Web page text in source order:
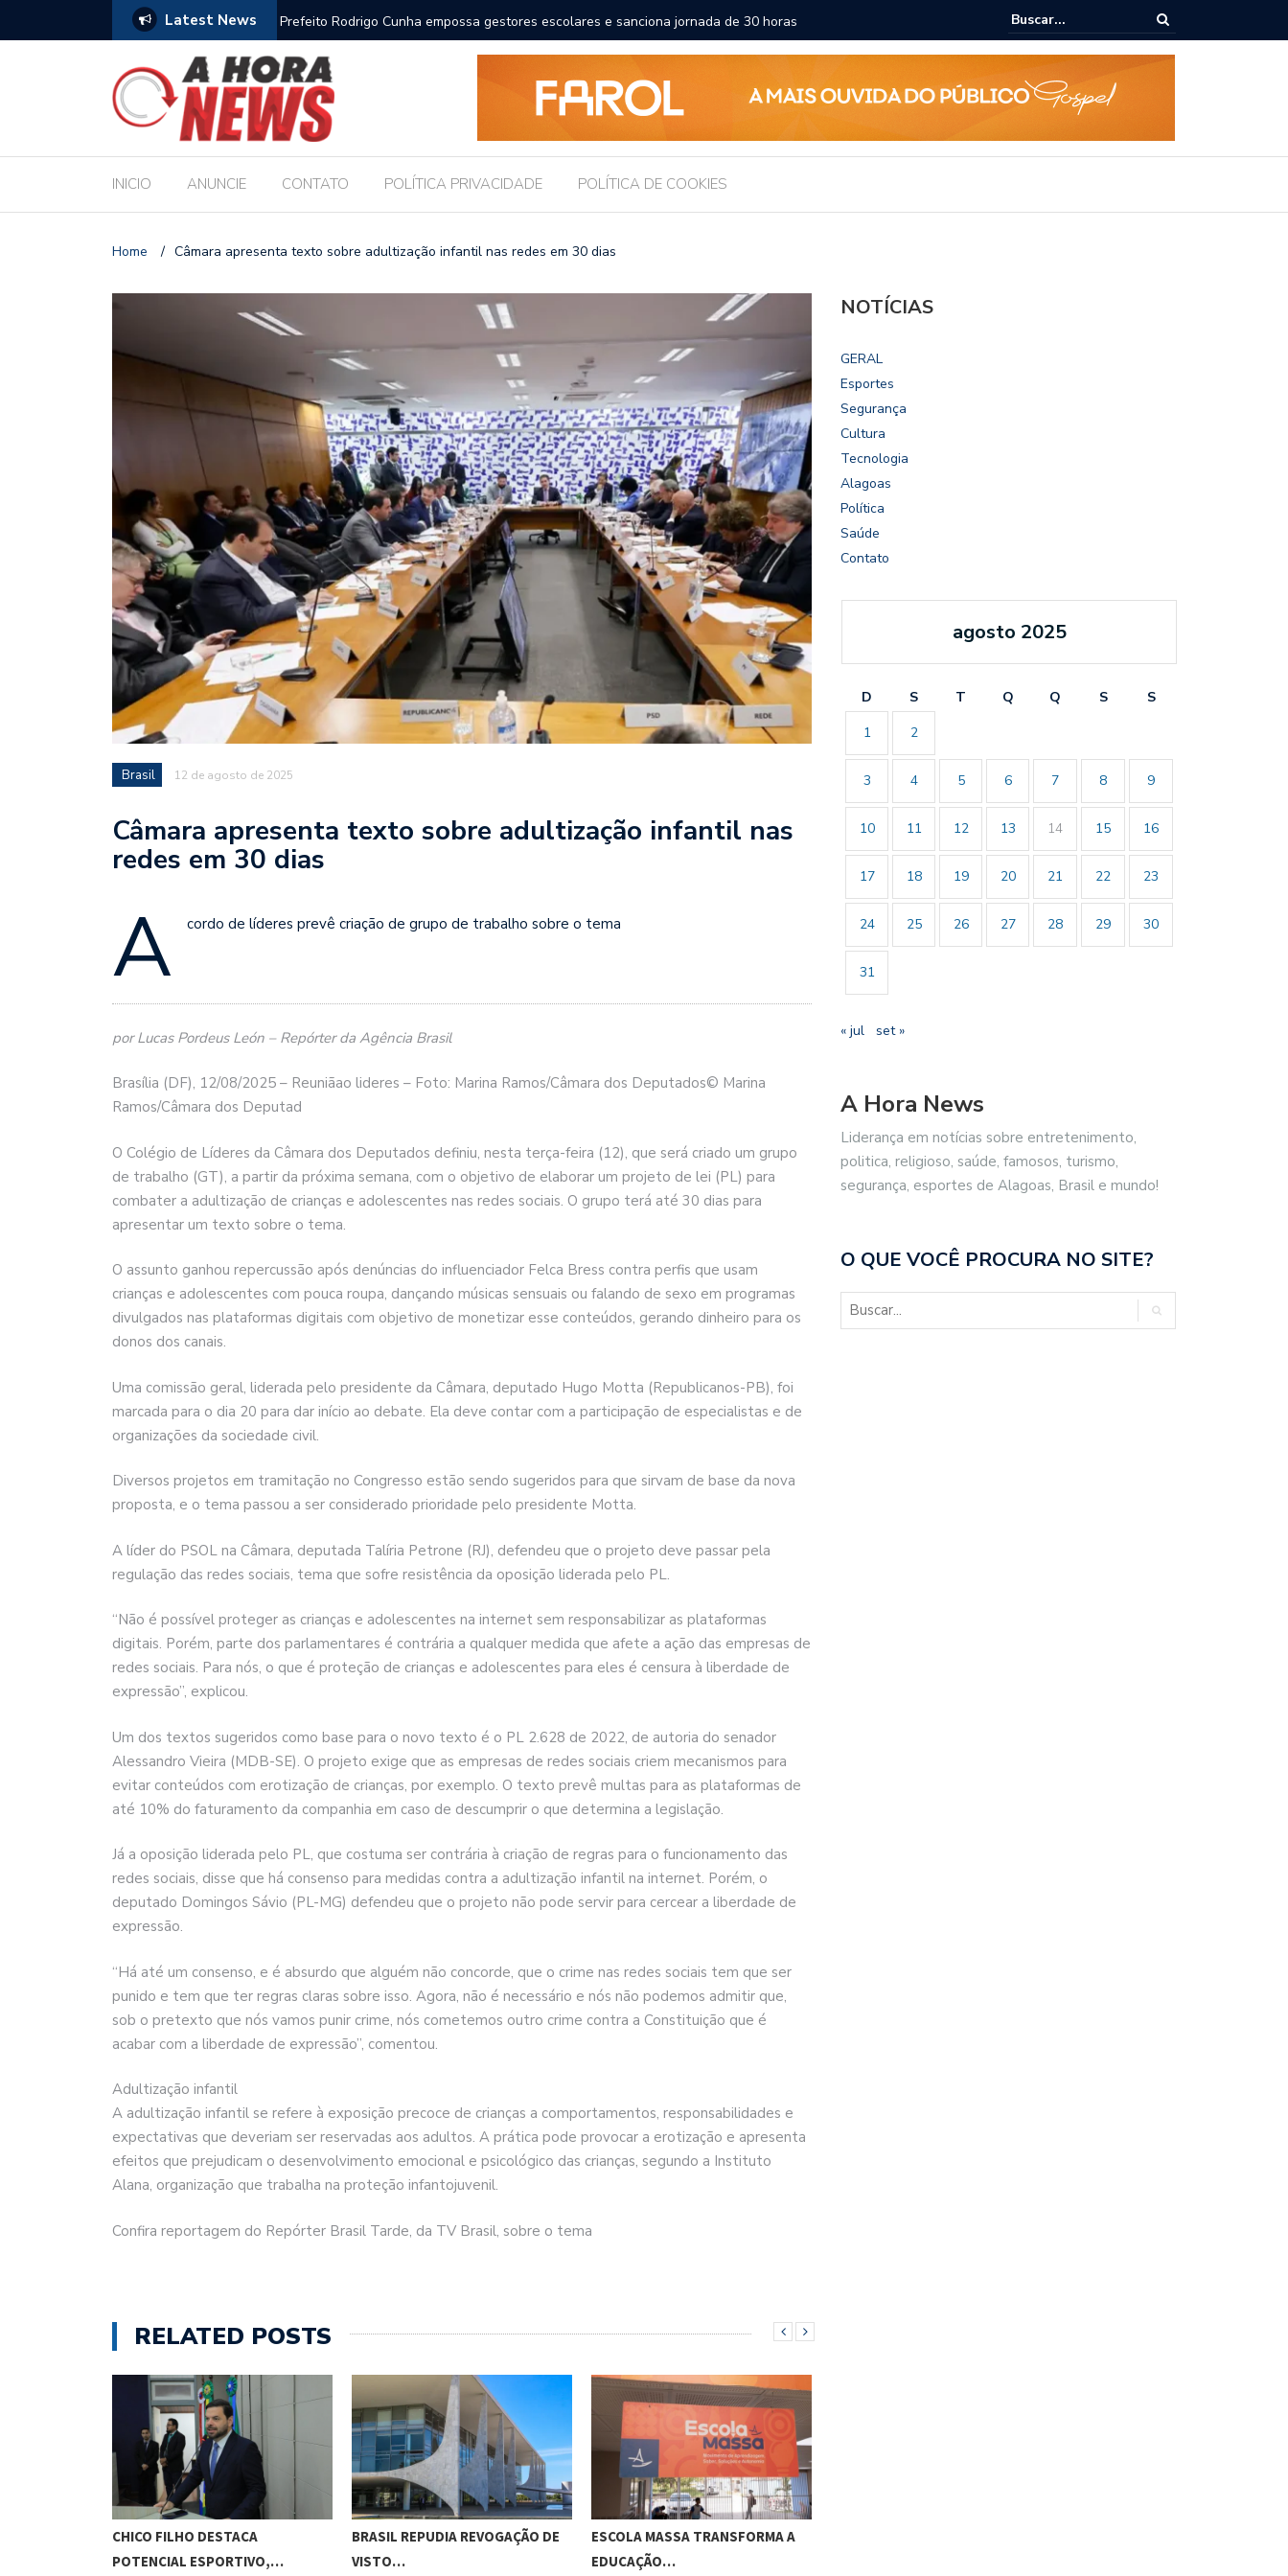
Latest News
escolares e sanciona jornada de 30 horas
Chico Filho destaca potencial esportivo, turístico e econômico da Maratona
Internacional de Maceió
Brasil repudia revogação de visto de embaixadora nos EUA
INICIO ANUNCIE CONTATO POLÍTICA PRIVACIDADE POLÍTICA DE COOKIES
Home / Câmara apresenta texto sobre adultização infantil nas redes em 30 dias
Brasil 12 de agosto de 2025
Câmara apresenta texto sobre adultização infantil nas
redes em 30 dias
A cordo de líderes prevê criação de grupo de trabalho sobre o tema
por Lucas Pordeus León – Repórter da Agência Brasil
Brasília (DF), 12/08/2025 – Reuniãao lideres – Foto: Marina Ramos/Câmara dos Deputados© Marina
Ramos/Câmara dos Deputad
O Colégio de Líderes da Câmara dos Deputados definiu, nesta terça-feira (12), que será criado um grupo
de trabalho (GT), a partir da próxima semana, com o objetivo de elaborar um projeto de lei (PL) para
combater a adultização de crianças e adolescentes nas redes sociais. O grupo terá até 30 dias para
apresentar um texto sobre o tema.
O assunto ganhou repercussão após denúncias do influenciador Felca Bress contra perfis que usam
crianças e adolescentes com pouca roupa, dançando músicas sensuais ou falando de sexo em programas
divulgados nas plataformas digitais com objetivo de monetizar esse conteúdos, gerando dinheiro para os
donos dos canais.
Uma comissão geral, liderada pelo presidente da Câmara, deputado Hugo Motta (Republicanos-PB), foi
marcada para o dia 20 para dar início ao debate. Ela deve contar com a participação de especialistas e de
organizações da sociedade civil.
Diversos projetos em tramitação no Congresso estão sendo sugeridos para que sirvam de base da nova
proposta, e o tema passou a ser considerado prioridade pelo presidente Motta.
A líder do PSOL na Câmara, deputada Talíria Petrone (RJ), defendeu que o projeto deve passar pela
regulação das redes sociais, tema que sofre resistência da oposição liderada pelo PL.
“Não é possível proteger as crianças e adolescentes na internet sem responsabilizar as plataformas
digitais. Porém, parte dos parlamentares é contrária a qualquer medida que afete a ação das empresas de
redes sociais. Para nós, o que é proteção de crianças e adolescentes para eles é censura à liberdade de
expressão”, explicou.
Um dos textos sugeridos como base para o novo texto é o PL 2.628 de 2022, de autoria do senador
Alessandro Vieira (MDB-SE). O projeto exige que as empresas de redes sociais criem mecanismos para
evitar conteúdos com erotização de crianças, por exemplo. O texto prevê multas para as plataformas de
até 10% do faturamento da companhia em caso de descumprir o que determina a legislação.
Já a oposição liderada pelo PL, que costuma ser contrária à criação de regras para o funcionamento das
redes sociais, disse que há consenso para medidas contra a adultização infantil na internet. Porém, o
deputado Domingos Sávio (PL-MG) defendeu que o projeto não pode servir para cercear a liberdade de
expressão.
“Há até um consenso, e é absurdo que alguém não concorde, que o crime nas redes sociais tem que ser
punido e tem que ter regras claras sobre isso. Agora, não é necessário e nós não podemos admitir que,
sob o pretexto que nós vamos punir crime, nós cometemos outro crime contra a Constituição que é
acabar com a liberdade de expressão”, comentou.
Adultização infantil
A adultização infantil se refere à exposição precoce de crianças a comportamentos, responsabilidades e
expectativas que deveriam ser reservadas aos adultos. A prática pode provocar a erotização e apresenta
efeitos que prejudicam o desenvolvimento emocional e psicológico das crianças, segundo a Instituto
Alana, organização que trabalha na proteção infantojuvenil.
Confira reportagem do Repórter Brasil Tarde, da TV Brasil, sobre o tema
RELATED POSTS
CHICO FILHO DESTACA
POTENCIAL ESPORTIVO,…
BRASIL REPUDIA REVOGAÇÃO DE
VISTO…
ESCOLA MASSA TRANSFORMA A
EDUCAÇÃO…
NOTÍCIAS
GERAL
Esportes
Segurança
Cultura
Tecnologia
Alagoas
Política
Saúde
Contato
agosto 2025
D S T Q Q S
S
1
2
3 4 5 6 7 8 9
10 11 12 13 14 15 16
17 18 19 20 21 22 23
24 25 26 27 28 29 30
31
« jul set »
A Hora News
Liderança em notícias sobre entretenimento,
politica, religioso, saúde, famosos, turismo,
segurança, esportes de Alagoas, Brasil e mundo!
O QUE VOCÊ PROCURA NO SITE?